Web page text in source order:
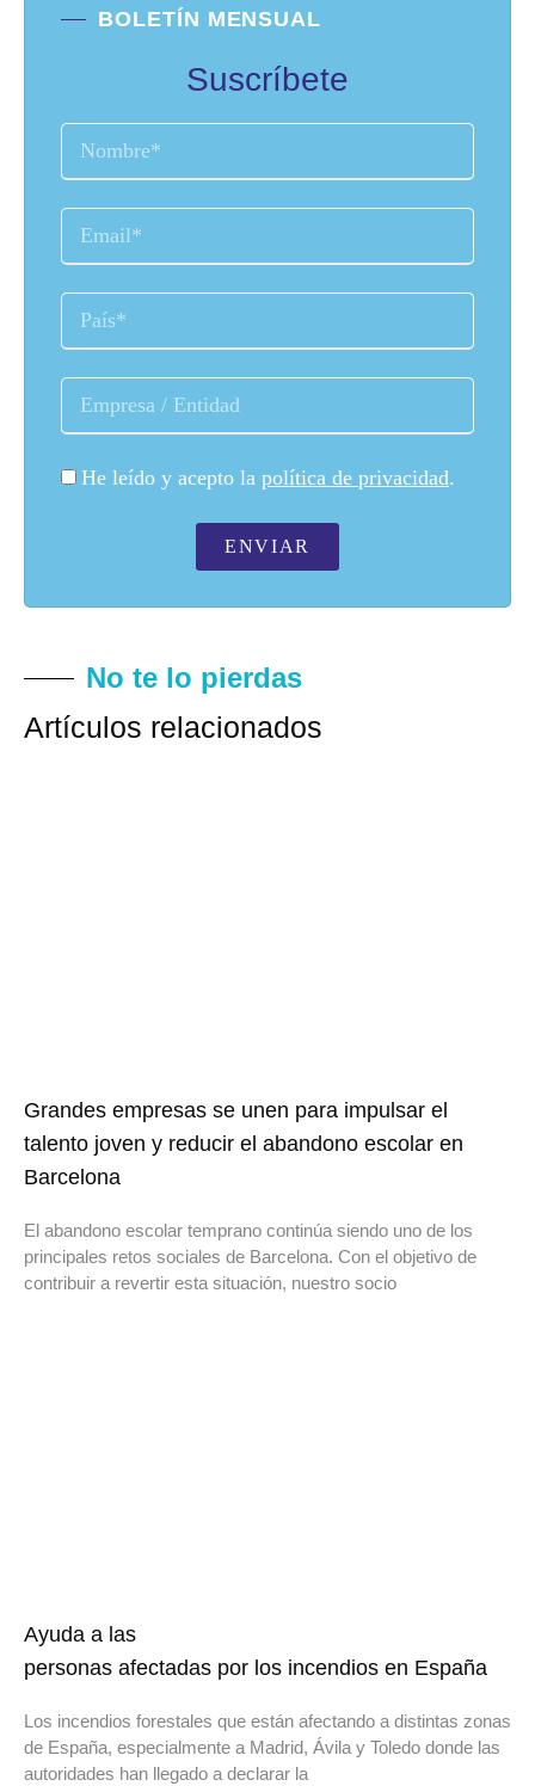
BOLETÍN MENSUAL
Suscríbete
He leído y acepto la política de privacidad.
ENVIAR
No te lo pierdas
Artículos relacionados
Grandes empresas se unen para impulsar el
talento joven y reducir el abandono escolar en
Barcelona
El abandono escolar temprano continúa siendo uno de los
principales retos sociales de Barcelona. Con el objetivo de
contribuir a revertir esta situación, nuestro socio
Ayuda a las
personas afectadas por los incendios en España
Los incendios forestales que están afectando a distintas zonas
de España, especialmente a Madrid, Ávila y Toledo donde las
autoridades han llegado a declarar la